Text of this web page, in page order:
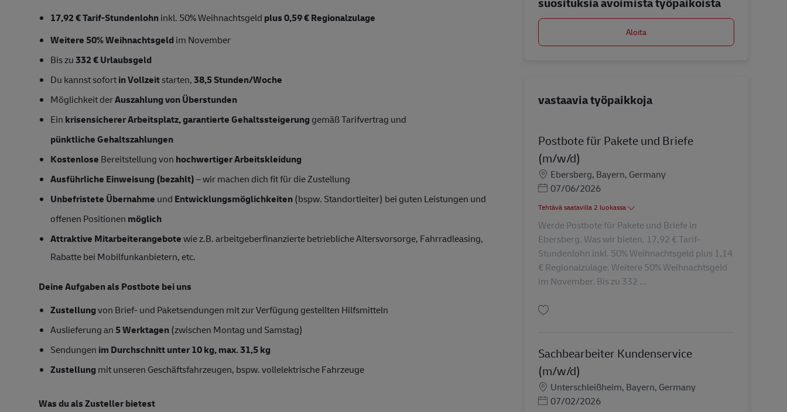
17,92€ Tarif-Stundenlohninkl. 50% Weihnachtsgeld plus 0,59 € Regionalzulage
Weitere 50% Weihnachtsgeldim November
Bis zu332 € Urlaubsgeld
Du kannst sofortin Vollzeitstarten,38,5 Stunden/Woche
Möglichkeit derAuszahlung von Überstunden
Ein krisensicherer Arbeitsplatz, garantierte Gehaltssteigerung gemäß Tarifvertrag und
pünktliche Gehaltszahlungen
Kostenlose Bereitstellung von hochwertiger Arbeitskleidung
Ausführliche Einweisung (bezahlt)– wir machen dich fit für die Zustellung
Unbefristete Übernahme und Entwicklungsmöglichkeiten(bspw. Standortleiter) bei guten Leistungen und
offenen Positionen möglich
Attraktive Mitarbeiterangebotewie z.B. arbeitgeberfinanzierte betriebliche Altersvorsorge, Fahrradleasing,
Rabatte bei Mobilfunkanbietern, etc.
Deine Aufgaben als Postbote bei uns
Zustellungvon Brief- und Paketsendungen mit zur Verfügung gestellten Hilfsmitteln
Auslieferung an5 Werktagen(zwischen Montag und Samstag)
Sendungen im Durchschnitt unter 10 kg, max. 31,5 kg
Zustellung mit unseren Geschäftsfahrzeugen, bspw. vollelektrische Fahrzeuge
Was du als Zusteller bietest
Aloita
vastaavia työpaikkoja
Postbote für Pakete und Briefe
(m/w/d)
Sijainti
Ebersberg, Bayern, Germany
Posted Date
07/06/2026
Tehtävä saatavilla 2 luokassa
Werde Postbote für Pakete und Briefe in
Ebersberg. Was wir bieten. 17,92 € Tarif-
Stundenlohn inkl. 50% Weihnachtsgeld plus 1,14
€ Regionalzulage. Weitere 50% Weihnachtsgeld
im November. Bis zu 332 ...
Sachbearbeiter Kundenservice
(m/w/d)
SijaintiUnterschleißheim, Bayern, Germany
Posted Date
07/02/2026